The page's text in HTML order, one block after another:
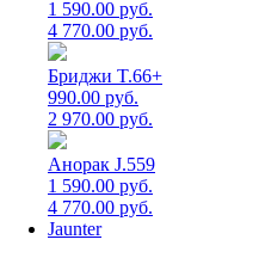
1 590.00 руб.
4 770.00 руб.
Бриджи T.66+
990.00 руб.
2 970.00 руб.
Анорак J.559
1 590.00 руб.
4 770.00 руб.
Jaunter